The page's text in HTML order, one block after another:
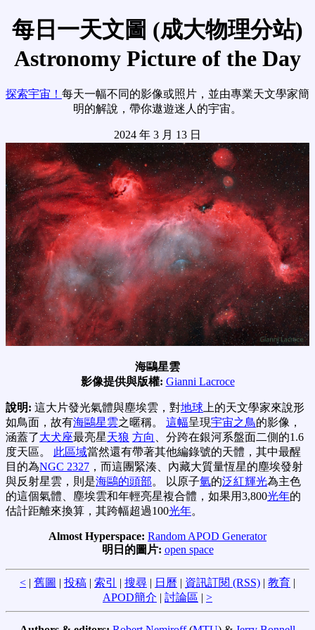
每日一天文圖 (成大物理分站)
Astronomy Picture of the Day
探索宇宙！ 每天一幅不同的影像或照片，並由專業天文學家簡
明的解說，帶你遨遊迷人的宇宙。
2024 年 3 月 13 日
海鷗星雲
影像提供與版權: Gianni Lacroce
說明: 這大片發光氣體與塵埃雲，對地球 上的天文學家來說形
如鳥面，故有海鷗星雲之暱稱。 這幅呈現宇宙之鳥的影像，
涵蓋了大犬座最亮星天狼 方向
、分跨在銀河系盤面二側的1.6
度天區。 此區域當然還有帶著其他編錄號的天體，其中最醒
目的為NGC 2327 ，而這團緊湊、內藏大質量恆星的塵埃發射
與反射星雲，則是海鷗的頭部。 以原子氫的泛紅輝光為主色
的這個氣體、塵埃雲和年輕亮星複合體，如果用3,800光年的
估計距離來換算，其跨幅超過100光年。
Almost Hyperspace: Random APOD Generator
明日的圖片: open space
< | 舊圖 | 投稿 | 索引 | 搜尋 | 日曆 | 資訊訂閱 (RSS) | 教育 |
APOD簡介 | 討論區 | >